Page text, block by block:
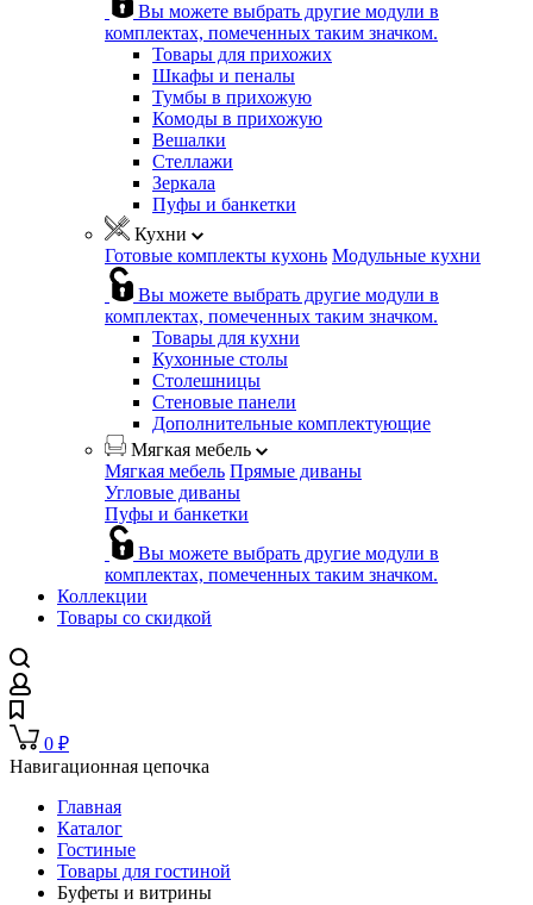
Вы можете выбрать другие модули в
комплектах, помеченных таким значком.
Товары для прихожих
Шкафы и пеналы
Тумбы в прихожую
Комоды в прихожую
Вешалки
Стеллажи
Зеркала
Пуфы и банкетки
Кухни
Готовые комплекты кухонь Модульные кухни
Вы можете выбрать другие модули в
комплектах, помеченных таким значком.
Товары для кухни
Кухонные столы
Столешницы
Стеновые панели
Дополнительные комплектующие
Мягкая мебель
Мягкая мебель Прямые диваны
Угловые диваны
Пуфы и банкетки
Вы можете выбрать другие модули в
комплектах, помеченных таким значком.
Коллекции
Товары со скидкой
0 ₽
Навигационная цепочка
Главная
Каталог
Гостиные
Товары для гостиной
Буфеты и витрины